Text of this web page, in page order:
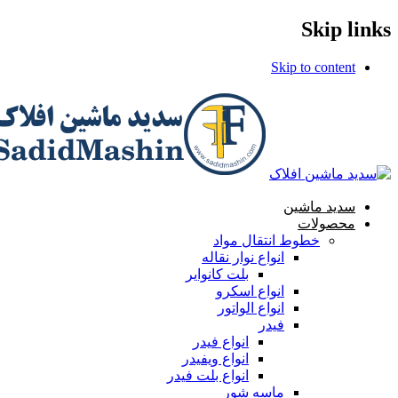
Skip links
Skip to content
سدید ماشین
محصولات
خطوط انتقال مواد
انواع نوار نقاله
بلت کانوایر
انواع اسکرو
انواع الواتور
فیدر
انواع فیدر
انواع ویفیدر
انواع بلت فیدر
ماسه شور